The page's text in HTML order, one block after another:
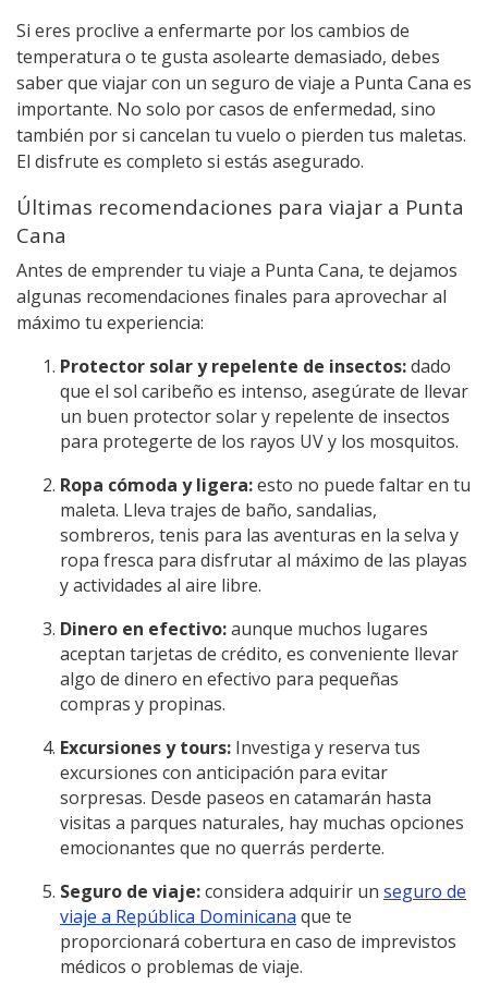
Si eres proclive a enfermarte por los cambios de
temperatura o te gusta asolearte demasiado, debes
saber que viajar con un seguro de viaje a Punta Cana es
importante. No solo por casos de enfermedad, sino
también por si cancelan tu vuelo o pierden tus maletas.
El disfrute es completo si estás asegurado.
Últimas recomendaciones para viajar a Punta
Cana
Antes de emprender tu viaje a Punta Cana, te dejamos
algunas recomendaciones finales para aprovechar al
máximo tu experiencia:
Protector solar y repelente de insectos:dado
que el sol caribeño es intenso, asegúrate de llevar
un buen protector solar y repelente de insectos
para protegerte de los rayos UV y los mosquitos.
Ropa cómoda y ligera:esto no puede faltar en tu
maleta. Lleva trajes de baño, sandalias,
sombreros, tenis para las aventuras en la selva y
ropa fresca para disfrutar al máximo de las playas
y actividades al aire libre.
Dinero en efectivo:aunque muchos lugares
aceptan tarjetas de crédito, es conveniente llevar
algo de dinero en efectivo para pequeñas
compras y propinas.
Excursiones y tours: Investiga y reserva tus
excursiones con anticipación para evitar
sorpresas. Desde paseos en catamarán hasta
visitas a parques naturales, hay muchas opciones
emocionantes que no querrás perderte.
Seguro de viaje:considera adquirir un seguro de
viaje a República Dominicana que te
proporcionará cobertura en caso de imprevistos
médicos o problemas de viaje.